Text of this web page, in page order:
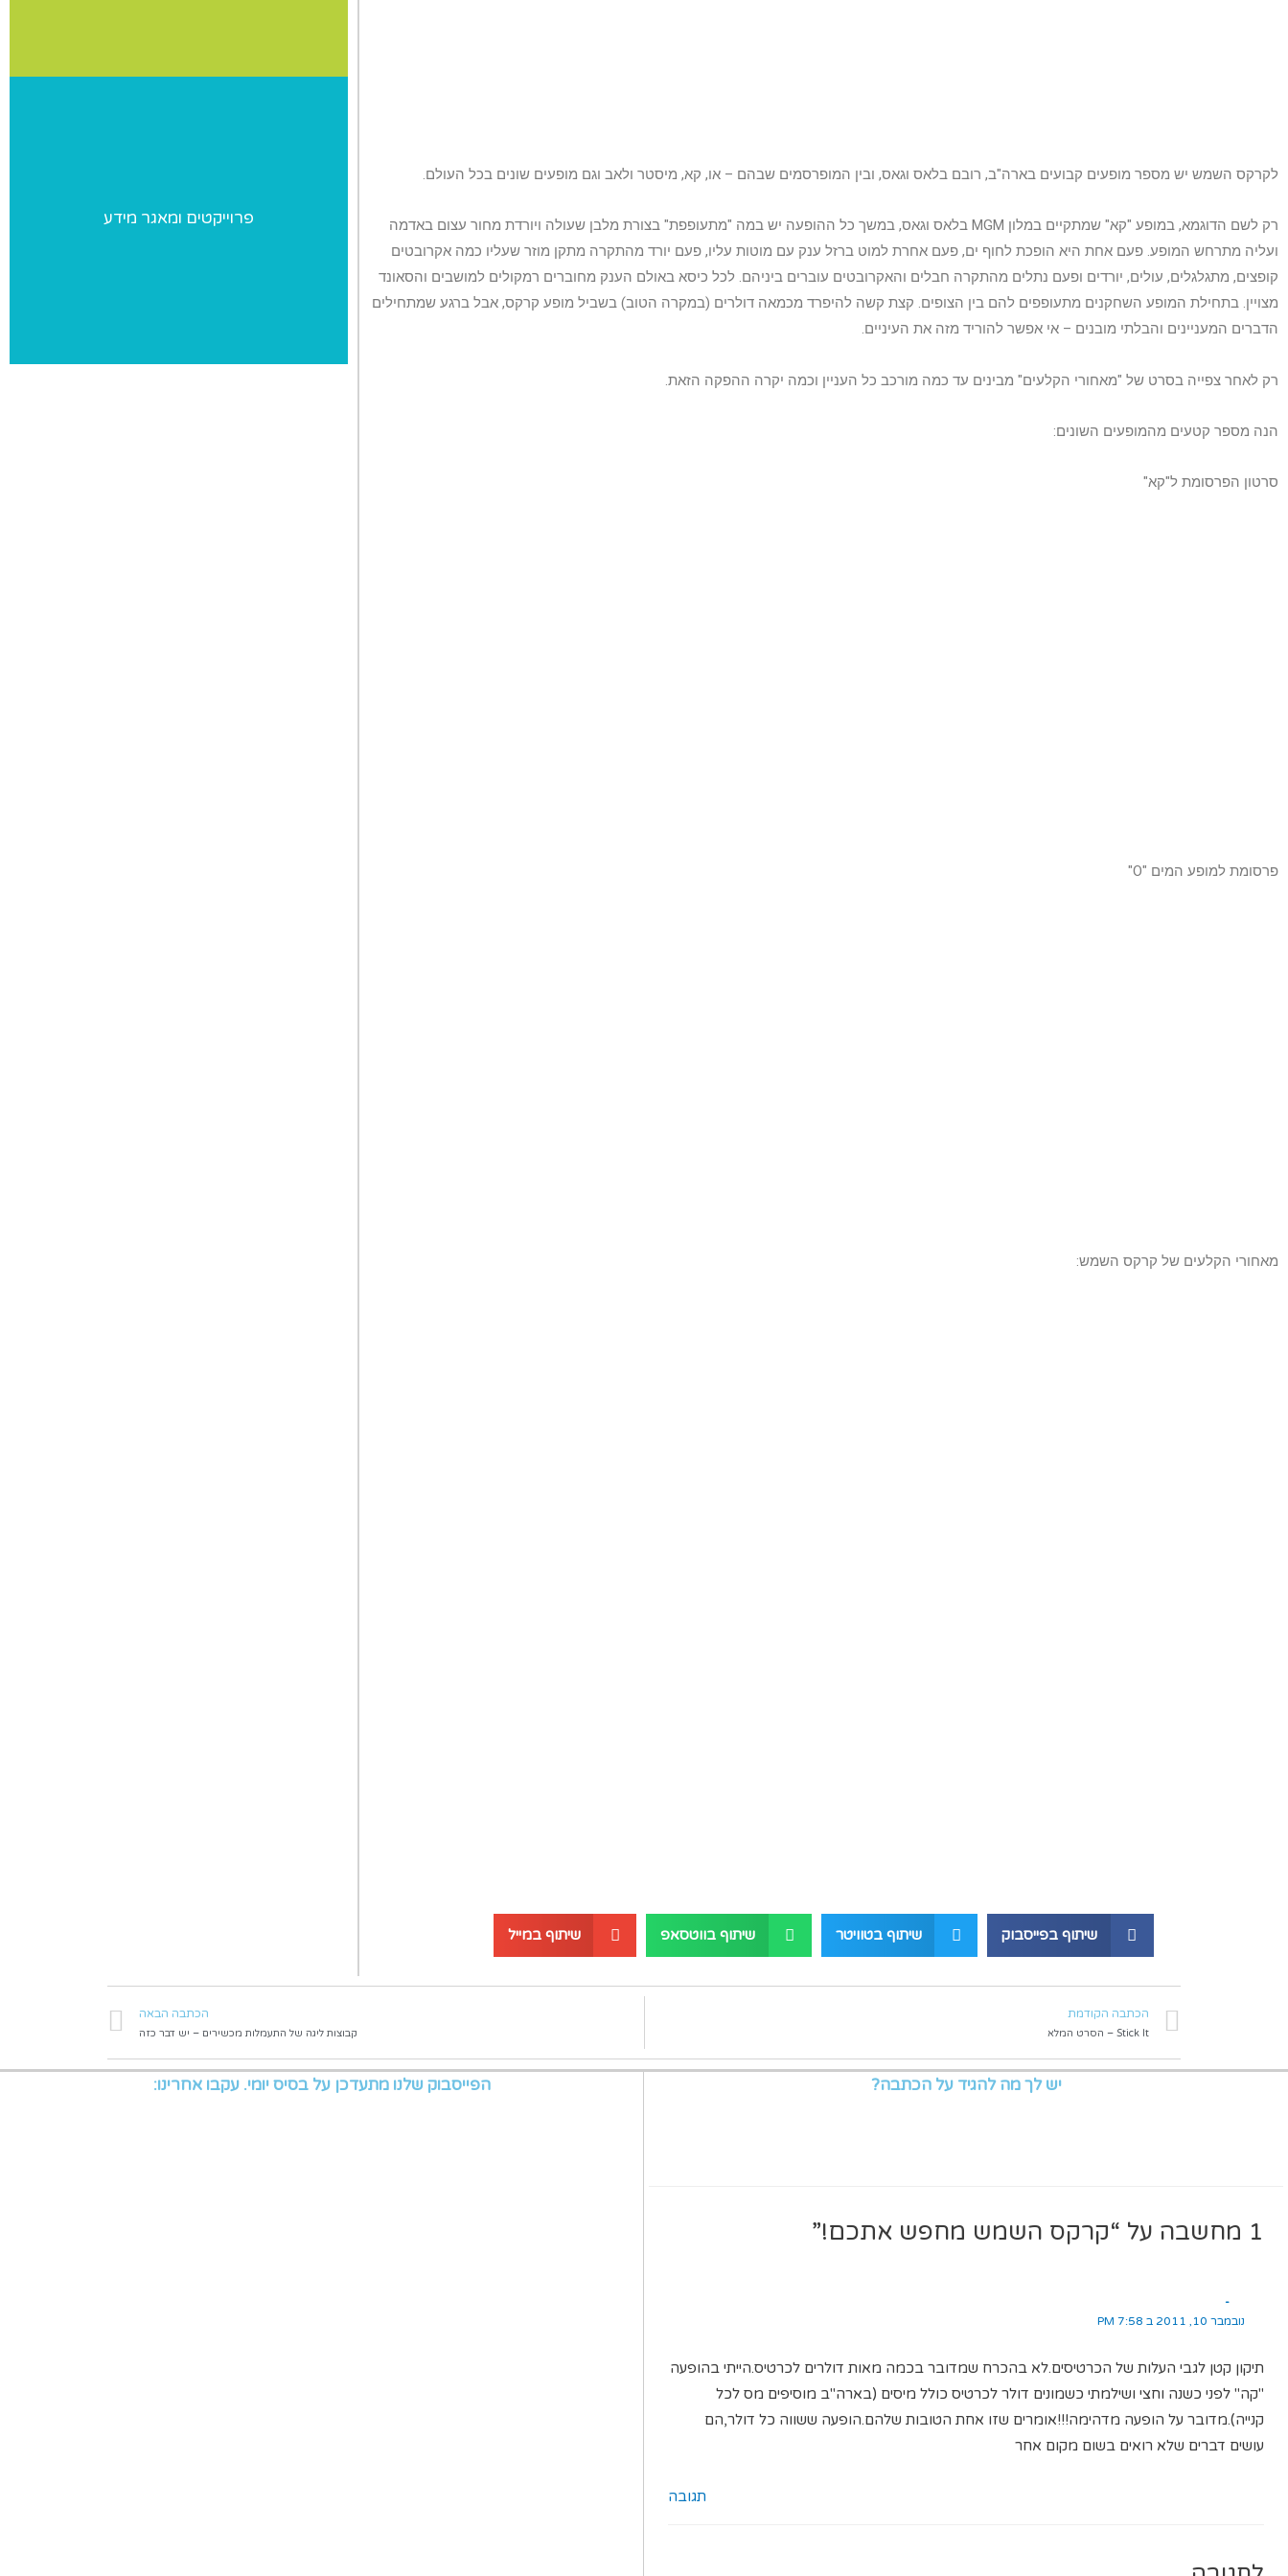
לקרקס השמש יש מספר מופעים קבועים בארה"ב, רובם בלאס וגאס, ובין המופרסמים שבהם – או, קא, מיסטר ולאב וגם מופעים שונים בכל העולם.
רק לשם הדוגמא, במופע "קא" שמתקיים במלון MGM בלאס וגאס, במשך כל ההופעה יש במה "מתעופפת" בצורת מלבן שעולה ויורדת מחור עצום באדמה
ועליה מתרחש המופע. פעם אחת היא הופכת לחוף ים, פעם אחרת למוט ברזל ענק עם מוטות עליו, פעם יורד מהתקרה מתקן מוזר שעליו כמה אקרובטים
קופצים, מתגלגלים, עולים, יורדים ופעם נתלים מהתקרה חבלים והאקרובטים עוברים ביניהם. לכל כיסא באולם הענק מחוברים רמקולים למושבים והסאונד
מצויין. בתחילת המופע השחקנים מתעופפים להם בין הצופים. קצת קשה להיפרד מכמאה דולרים (במקרה הטוב) בשביל מופע קרקס, אבל ברגע שמתחילים
הדברים המעניינים והבלתי מובנים – אי אפשר להוריד מזה את העיניים.
רק לאחר צפייה בסרט של "מאחורי הקלעים" מבינים עד כמה מורכב כל העניין וכמה יקרה ההפקה הזאת.
הנה מספר קטעים מהמופעים השונים:
סרטון הפרסומת ל"קא"
פרסומת למופע המים "O"
מאחורי הקלעים של קרקס השמש:
שיתוף בפייסבוק שיתוף בטוויטר שיתוף בווטסאפ שיתוף במייל
פרוייקטים ומאגר מידע
פרוייקטים מיוחדים שאנו מבצעים ומאגר מידע
הכתבה הקודמת
Stick It – הסרט המלא
הכתבה הבאה
קבוצות ליגה של התעמלות מכשירים – יש דבר כזה
יש לך מה להגיד על הכתבה?
1 מחשבה על “קרקס השמש מחפש אתכם!”
-
נובמבר 10, 2011 ב 7:58 PM
תיקון קטן לגבי העלות של הכרטיסים.לא בהכרח שמדובר בכמה מאות דולרים לכרטיס.הייתי בהופעה
"קה" לפני כשנה וחצי ושילמתי כשמונים דולר לכרטיס כולל מיסים (בארה"ב מוסיפים מס לכל
קנייה).מדובר על הופעה מדהימה!!!אומרים שזו אחת הטובות שלהם.הופעה ששווה כל דולר,הם
עושים דברים שלא רואים בשום מקום אחר
תגובה
הפייסבוק שלנו מתעדכן על בסיס יומי. עקבו אחרינו: